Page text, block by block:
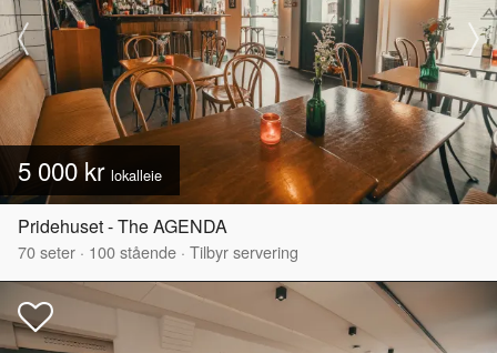
5 000 kr lokalleie
Pridehuset - The AGENDA
70seter · 100stående · Tilbyr servering